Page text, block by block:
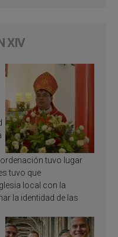
XIV
ordenación tuvo lugar
tuvo que
local con la
la identidad de las